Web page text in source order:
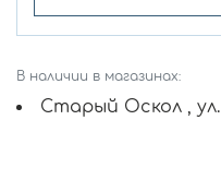
В наличии в магазинах:
Старый Оскол ,